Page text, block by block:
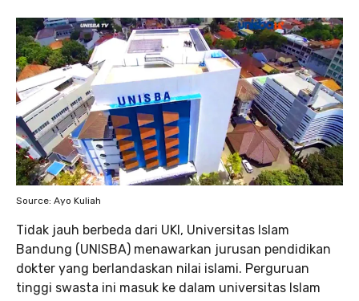
Source: Ayo Kuliah
Tidak jauh berbeda dari UKI, Universitas Islam
Bandung (UNISBA) menawarkan jurusan pendidikan
dokter yang berlandaskan nilai islami. Perguruan
tinggi swasta ini masuk ke dalam universitas Islam